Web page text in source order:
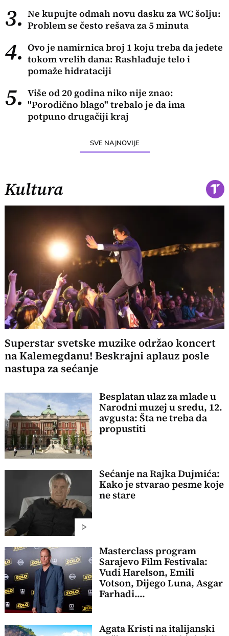
3. Ne kupujte odmah novu dasku za WC šolju:
Problem se često rešava za 5 minuta
4. Ovo je namirnica broj 1 koju treba da jedete
tokom vrelih dana: Rashlađuje telo i
pomaže hidrataciji
5. Više od 20 godina niko nije znao:
"Porodično blago" trebalo je da ima
potpuno drugačiji kraj
SVE NAJNOVIJE
Kultura
Superstar svetske muzike održao koncert
na Kalemegdanu! Beskrajni aplauz posle
nastupa za sećanje
Besplatan ulaz za mlade u
Narodni muzej u sredu, 12.
avgusta: Šta ne treba da
propustiti
Sećanje na Rajka Dujmića:
Kako je stvarao pesme koje
ne stare
Masterclass program
Sarajevo Film Festivala:
Vudi Harelson, Emili
Votson, Dijego Luna, Asgar
Farhadi....
Agata Kristi na italijanski